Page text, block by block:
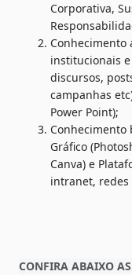
Corporativa,
Conhecimento
institucionais
discursos,
campanhas
Power Point);
Conhecimento
Gráfico
Canva) e
intranet, redes
CONFIRA ABAIXO